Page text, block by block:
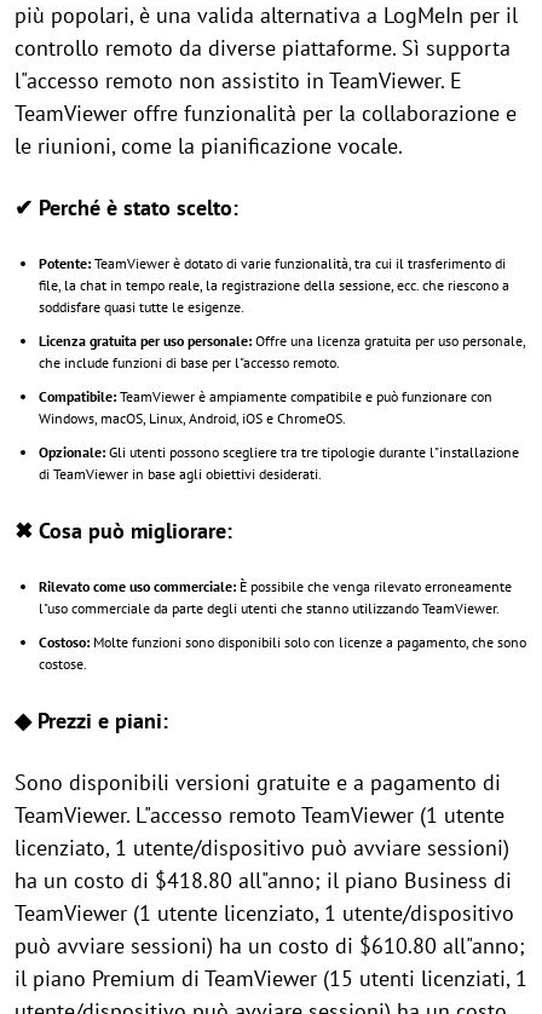
più popolari, è una valida alternativa a LogMeIn per il
controllo remoto da diverse piattaforme. Sì supporta
l"accesso remoto non assistito in TeamViewer. E
TeamViewer offre funzionalità per la collaborazione e
le riunioni, come la pianificazione vocale.
✔ Perché è stato scelto:
Potente: TeamViewer è dotato di varie funzionalità, tra cui il trasferimento di
file, la chat in tempo reale, la registrazione della sessione, ecc. che riescono a
soddisfare quasi tutte le esigenze.
Licenza gratuita per uso personale: Offre una licenza gratuita per uso personale,
che include funzioni di base per l"accesso remoto.
Compatibile: TeamViewer è ampiamente compatibile e può funzionare con
Windows, macOS, Linux, Android, iOS e ChromeOS.
Opzionale: Gli utenti possono scegliere tra tre tipologie durante l"installazione
di TeamViewer in base agli obiettivi desiderati.
✖ Cosa può migliorare:
Rilevato come uso commerciale: È possibile che venga rilevato erroneamente
l"uso commerciale da parte degli utenti che stanno utilizzando TeamViewer.
Costoso: Molte funzioni sono disponibili solo con licenze a pagamento, che sono
costose.
◆ Prezzi e piani:
Sono disponibili versioni gratuite e a pagamento di
TeamViewer. L"accesso remoto TeamViewer (1 utente
licenziato, 1 utente/dispositivo può avviare sessioni)
ha un costo di $418.80 all"anno; il piano Business di
TeamViewer (1 utente licenziato, 1 utente/dispositivo
può avviare sessioni) ha un costo di $610.80 all"anno;
il piano Premium di TeamViewer (15 utenti licenziati, 1